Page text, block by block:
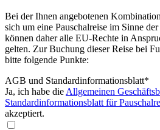
Bei der Ihnen angebotenen
sich um eine Pauschalreise im Sinne
können daher alle EU-Rechte in
gelten. Zur Buchung dieser Reise bei
bitte folgende Punkte:
AGB und Standardinformationsblatt*
Ja, ich habe die Allgemeinen
Standardinformationsblatt für
akzeptiert.